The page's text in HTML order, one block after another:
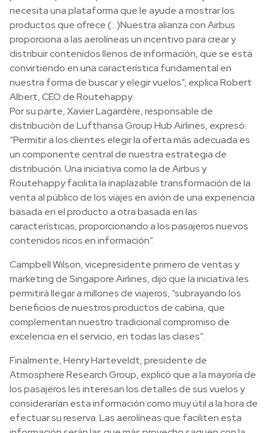
necesita una plataforma que le ayude a mostrar los
productos que ofrece (:..)Nuestra alianza con Airbus
proporciona a las aerolíneas un incentivo para crear y
distribuir contenidos llenos de información, que se está
convirtiendo en una característica fundamental en
nuestra forma de buscar y elegir vuelos”, explica Robert
Albert, CEO de Routehappy.
Por su parte, Xavier Lagardère, responsable de
distribución de Lufthansa Group Hub Airlines, expresó:
“Permitir a los clientes elegir la oferta más adecuada es
un componente central de nuestra estrategia de
distribución. Una iniciativa como la de Airbus y
Routehappy facilita la inaplazable transformación de la
venta al público de los viajes en avión de una experiencia
basada en el producto a otra basada en las
características, proporcionando a los pasajeros nuevos
contenidos ricos en información”.
Campbell Wilson, vicepresidente primero de ventas y
marketing de Singapore Airlines, dijo que la iniciativa les
permitirá llegar a millones de viajeros, “subrayando los
beneficios de nuestros productos de cabina, que
complementan nuestro tradicional compromiso de
excelencia en el servicio, en todas las clases”.
Finalmente, Henry Harteveldt, presidente de
Atmosphere Research Group, explicó que a la mayoría de
los pasajeros les interesan los detalles de sus vuelos y
considerarían esta información como muy útil a la hora de
efectuar su reserva. Las aerolíneas que faciliten esta